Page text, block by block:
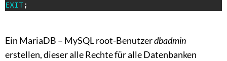
EXIT;
Ein MariaDB – MySQL root-Benutzerdbadmin
erstellen, dieser alle Rechte für alle Datenbanken